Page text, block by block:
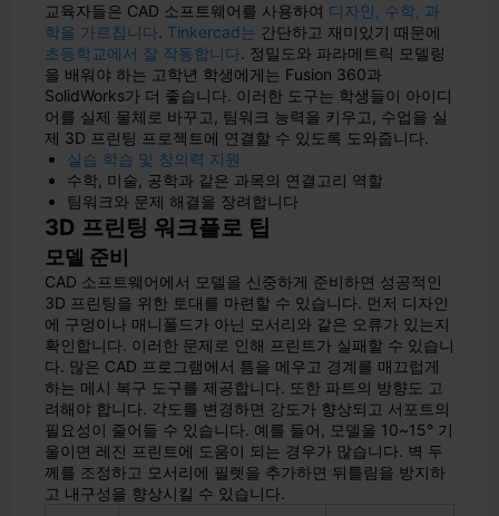
교육자들은 CAD 소프트웨어를 사용하여 디자인, 수학, 과
학을 가르칩니다. Tinkercad는 간단하고 재미있기 때문에
초등학교에서 잘 작동합니다. 정밀도와 파라메트릭 모델링
을 배워야 하는 고학년 학생에게는 Fusion 360과
SolidWorks가 더 좋습니다. 이러한 도구는 학생들이 아이디
어를 실제 물체로 바꾸고, 팀워크 능력을 키우고, 수업을 실
제 3D 프린팅 프로젝트에 연결할 수 있도록 도와줍니다.
실습 학습 및 창의력 지원
수학, 미술, 공학과 같은 과목의 연결고리 역할
팀워크와 문제 해결을 장려합니다
3D 프린팅 워크플로 팁
모델 준비
CAD 소프트웨어에서 모델을 신중하게 준비하면 성공적인
3D 프린팅을 위한 토대를 마련할 수 있습니다. 먼저 디자인
에 구멍이나 매니폴드가 아닌 모서리와 같은 오류가 있는지
확인합니다. 이러한 문제로 인해 프린트가 실패할 수 있습니
다. 많은 CAD 프로그램에서 틈을 메우고 경계를 매끄럽게
하는 메시 복구 도구를 제공합니다. 또한 파트의 방향도 고
려해야 합니다. 각도를 변경하면 강도가 향상되고 서포트의
필요성이 줄어들 수 있습니다. 예를 들어, 모델을 10~15° 기
울이면 레진 프린트에 도움이 되는 경우가 많습니다. 벽 두
께를 조정하고 모서리에 필렛을 추가하면 뒤틀림을 방지하
고 내구성을 향상시킬 수 있습니다.